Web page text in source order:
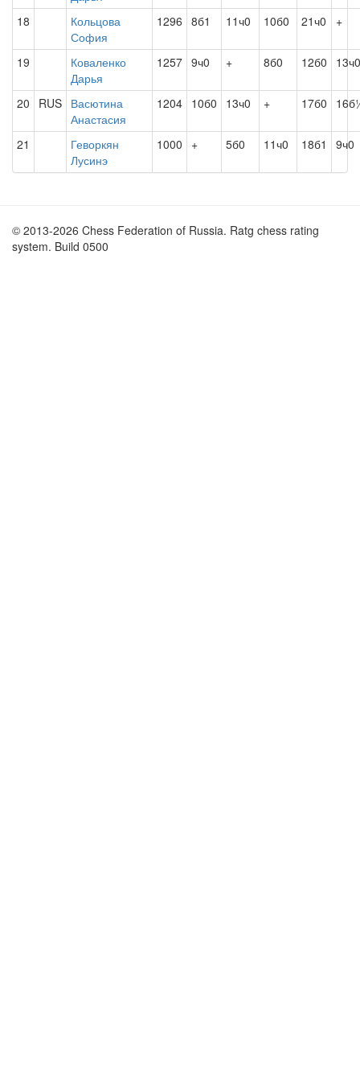
18
Кольцова
София
1296 8б1 11ч0 10б0 21ч0 +
19
Коваленко
Дарья
1257 9ч0 + 8б0 12б0 13ч0
20 RUS Васютина
Анастасия
1204 10б0 13ч0 + 17б0
21
Геворкян
Лусинэ
1000 + 5б0 11ч0 18б1 9ч0
© 2013-2026 Chess Federation of Russia. Ratg chess rating
system. Build 0500